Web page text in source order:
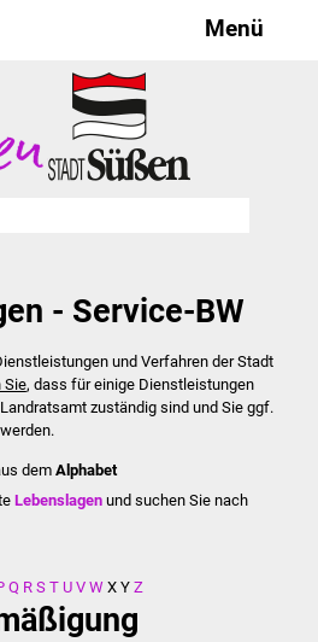
Menü
Stadt & Politik
Bürgermeister
Ausschüsse
Ratsinformationssystem
Jugendbeirat
Summerrockfestival
Stadtverwaltung
- Service-BW
und Verfahren der Stadt
Sie, dass für einige Dienstleistungen
zuständig sind und Sie ggf.
dem Alphabet
Lebenslagen und suchen Sie nach
Q R S T U V W X Y Z